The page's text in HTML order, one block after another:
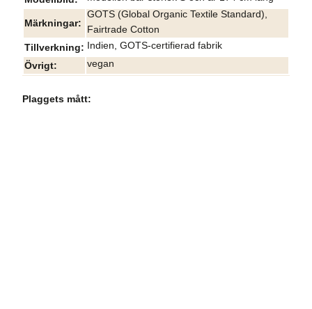
Märkningar
GOTS (Global Organic Textile Standard),
Fairtrade Cotton
Tillverkning
Indien, GOTS-certifierad fabrik
Övrigt
vegan
Plaggets mått: